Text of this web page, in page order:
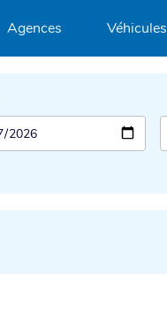
Agences Véhicules